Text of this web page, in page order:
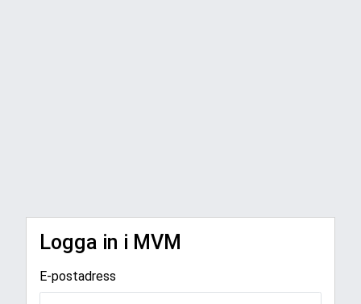
Logga in i MVM
E-postadress